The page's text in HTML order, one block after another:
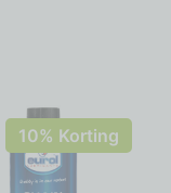
10% Korting